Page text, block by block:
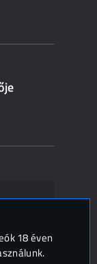
18 éven